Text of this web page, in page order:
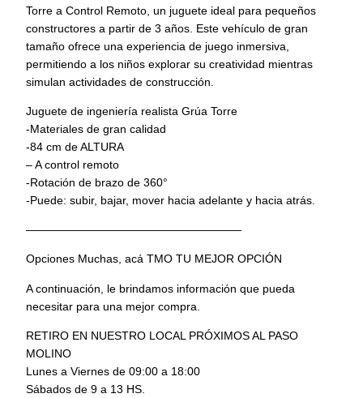
Torre a Control Remoto, un juguete ideal para pequeños
constructores a partir de 3 años. Este vehículo de gran
tamaño ofrece una experiencia de juego inmersiva,
permitiendo a los niños explorar su creatividad mientras
simulan actividades de construcción.
Juguete de ingeniería realista Grúa Torre
-Materiales de gran calidad
-84 cm de ALTURA
– A control remoto
-Rotación de brazo de 360°
-Puede: subir, bajar, mover hacia adelante y hacia atrás.
———————————————————
Opciones Muchas, acá TMO TU MEJOR OPCIÓN
A continuación, le brindamos información que pueda
necesitar para una mejor compra.
RETIRO EN NUESTRO LOCAL PRÓXIMOS AL PASO
MOLINO
Lunes a Viernes de 09:00 a 18:00
Sábados de 9 a 13 HS.